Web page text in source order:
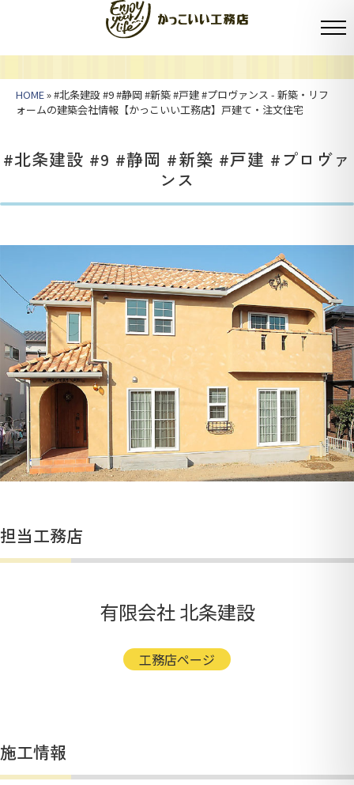
HOME» #北条建設 #9 #静岡 #新築 #戸建 #プロヴァンス - 新築・リフ
ォームの建築会社情報【かっこいい工務店】戸建て・注文住宅
#北条建設 #9 #静岡 #新築 #戸建 #プロヴァ
ンス
担当工務店
有限会社 北条建設
工務店ページ
施工情報